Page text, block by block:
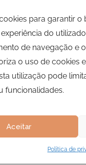
para garantir
do
de navegação e
o uso de cookies
utilização pode
funcionalidades.
Aceitar
Política de
289 700 120